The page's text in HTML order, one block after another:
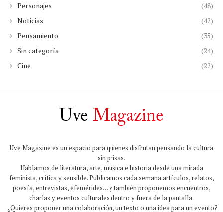
Personajes
(48)
Noticias
(42)
Pensamiento
(35)
Sin categoría
(24)
Cine
(22)
Uve Magazine es un espacio para quienes disfrutan pensando la cultura
sin prisas.
Hablamos de literatura, arte, música e historia desde una mirada
feminista, crítica y sensible. Publicamos cada semana artículos, relatos,
poesía, entrevistas, efemérides… y también proponemos encuentros,
charlas y eventos culturales dentro y fuera de la pantalla.
¿Quieres proponer una colaboración, un texto o una idea para un evento?